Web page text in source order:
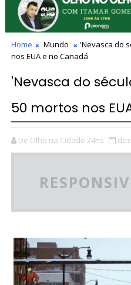
Home Mundo
'Nevasca do
nos EUA e no Canadá
'Nevasca do
50 mortos nos
De Olho na Cidade 24hs